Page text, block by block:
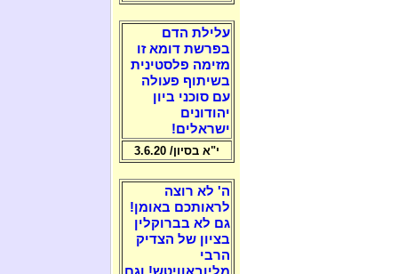
עלילת הדם
בפרשת דומא זו
מזימה פלסטינית
בשיתוף פעולה
עם סוכני ביון
יהודונים
ישראלים!
י"א בסיון/ 3.6.20
ה' לא רוצה
לראותכם באומן!
גם לא בברוקלין
בציון של הצדיק
הרבי